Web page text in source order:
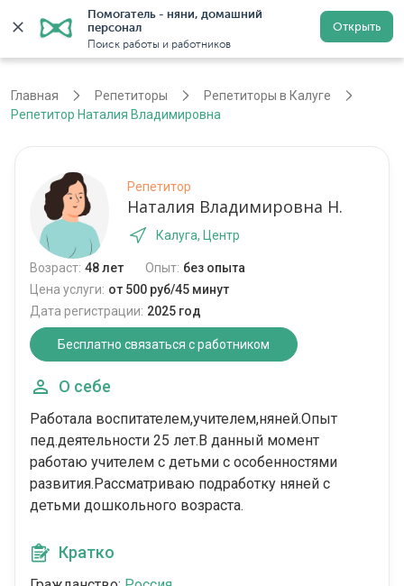
Помогатель - няни, домашний
персонал
Поиск работы и работников
Открыть
Регистрация
Главная Репетиторы
Репетиторы в Калуге
Репетитор Наталия Владимировна
Репетитор
Наталия Владимировна Н.
Калуга, Центр
Возраст: 48 лет Опыт: без опыта
Цена услуги: от 500 руб/45 минут
Дата регистрации: 2025 год
Бесплатно связаться с работником
О себе
Работала воспитателем,учителем,няней.Опыт
пед.деятельности 25 лет.В данный момент
работаю учителем с детьми с особенностями
развития.Рассматриваю подработку няней с
детьми дошкольного возраста.
Кратко